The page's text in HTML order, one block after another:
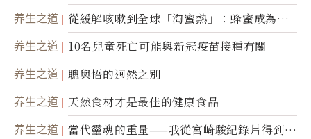
养生之道
從緩解咳嗽到全球「淘蜜熱」：蜂蜜成為健
康產業前沿商品
养生之道 10名兒童死亡可能與新冠疫苗接種有關
养生之道 聰與悟的迥然之別
养生之道 天然食材才是最佳的健康食品
养生之道
當代靈魂的重量——我從宮崎駿紀錄片得到的